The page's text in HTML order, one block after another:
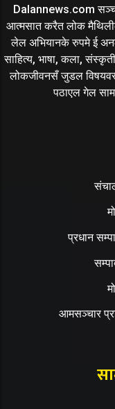
Dalannews.com
आत्मसात करैत लोक
लेल अभियानके रुपमे ई
साहित्य, भाषा, कला,
लोकजीवनसँ जुडल
पठाएल गेल
प्रधान
आमसञ्चार